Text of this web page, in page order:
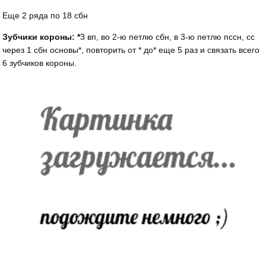
Еще 2 ряда по 18 сбн
Зубчики короны: *3 вп, во 2-ю петлю сбн, в 3-ю петлю пссн, сс
через 1 сбн основы*, повторить от * до* еще 5 раз и связать всего
6 зубчиков короны.